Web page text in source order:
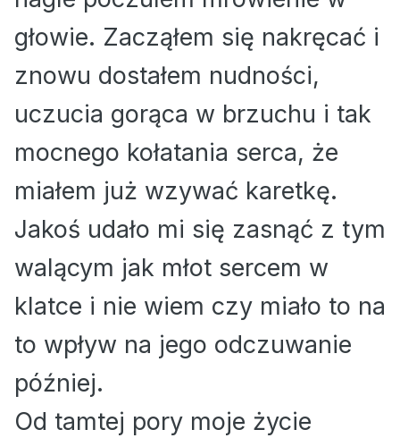
głowie. Zacząłem się nakręcać i
znowu dostałem nudności,
uczucia gorąca w brzuchu i tak
mocnego kołatania serca, że
miałem już wzywać karetkę.
Jakoś udało mi się zasnąć z tym
walącym jak młot sercem w
klatce i nie wiem czy miało to na
to wpływ na jego odczuwanie
później.
Od tamtej pory moje życie